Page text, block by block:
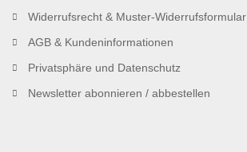
Widerrufsrecht & Muster-Widerrufsformular
AGB & Kundeninformationen
Privatsphäre und Datenschutz
Newsletter abonnieren / abbestellen